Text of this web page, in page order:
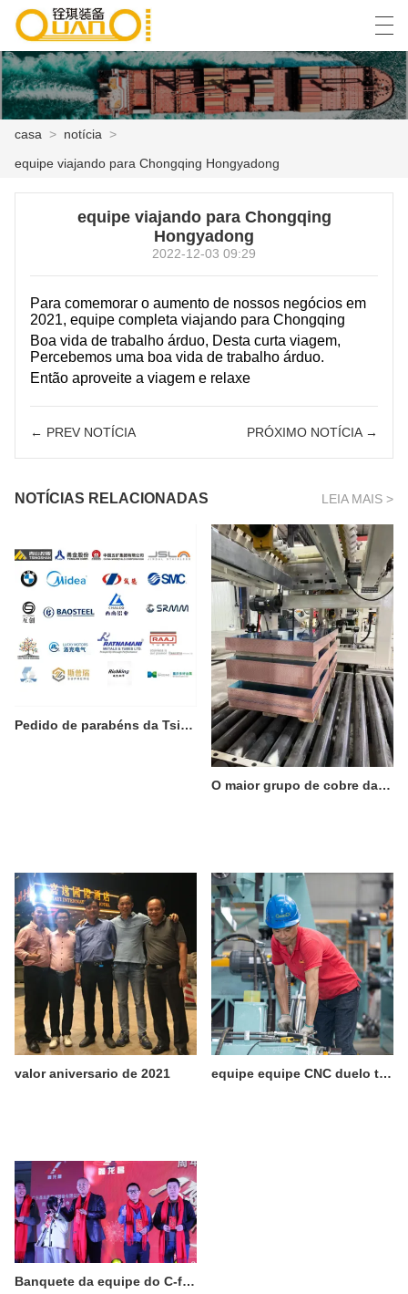
CASA
PRODUTOS
CASO
SHOW DE FÁBRICA
FALE CONOSCO
العربية বাংলা ভাষার English Español
casa > notícia >
equipe viajando para Chongqing Hongyadong
equipe viajando para Chongqing
Hongyadong
2022-12-03 09:29
Para comemorar o aumento de nossos negócios em
2021, equipe completa viajando para Chongqing
Boa vida de trabalho árduo, Desta curta viagem,
Percebemos uma boa vida de trabalho árduo.
Então aproveite a viagem e relaxe
← PREV NOTÍCIA PRÓXIMO NOTÍCIA →
NOTÍCIAS RELACIONADAS LEIA MAIS >
Pedido de parabéns da Tsingshan Steel
O maior grupo de cobre da ásia escolhe 3 linhas de nós
valor aniversario de 2021 equipe equipe CNC duelo técnico
Banquete da equipe do C-fundador